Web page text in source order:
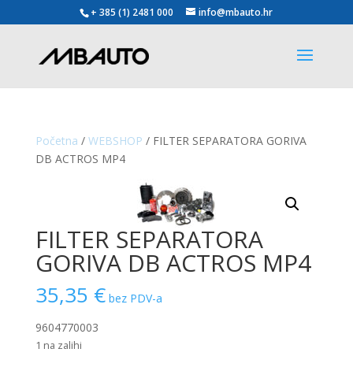
+ 385 (1) 2481 000 info@mbauto.hr
Početna / WEBSHOP / FILTER SEPARATORA GORIVA
DB ACTROS MP4
FILTER SEPARATORA
GORIVA DB ACTROS MP4
35,35 € bez PDV-a
9604770003
1 na zalihi